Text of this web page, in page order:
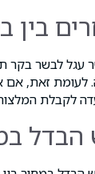
עגל לבשר בקר
לעומת זאת, אם
לקבלת